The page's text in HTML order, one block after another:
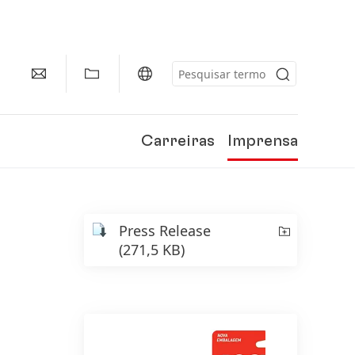
Carreiras Imprensa
Press Release
(271,5 KB)